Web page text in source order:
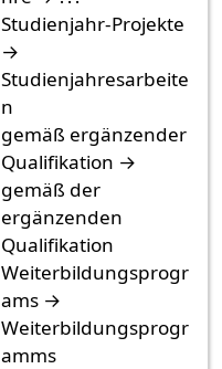
Studienjahr-Projekte
→
Studienjahresarbeite
n
gemäß ergänzender
Qualifikation →
gemäß der
ergänzenden
Qualifikation
Weiterbildungsprogr
ams →
Weiterbildungsprogr
amms